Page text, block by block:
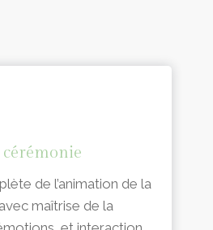
de l’animation de la
maîtrise de la